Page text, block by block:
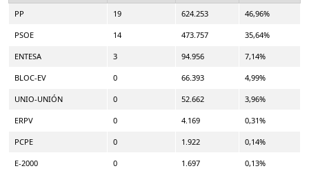
PP 19 624.253 46,96%
PSOE 14 473.757 35,64%
ENTESA 3 94.956 7,14%
BLOC-EV 0 66.393 4,99%
UNIO-UNIÓN 0 52.662 3,96%
ERPV 0 4.169 0,31%
PCPE 0 1.922 0,14%
E-2000 0 1.697 0,13%